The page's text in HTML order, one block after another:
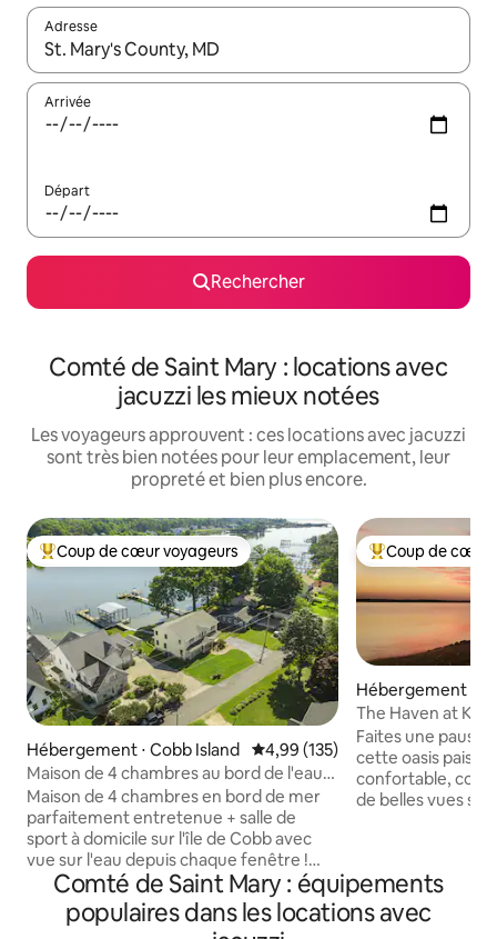
Adresse
Lorsque les résultats s'affichent, utilisez les flèches vers le
Arrivée
Départ
Rechercher
Comté de Saint Mary : locations avec
jacuzzi les mieux notées
Les voyageurs approuvent : ces locations avec jacuzzi
sont très bien notées pour leur emplacement, leur
propreté et bien plus encore.
Coups de cœur voyageurs les plus appréciés
Coup de cœur voyageurs
Hébergement ⋅ Cobb Island Évaluation moyenne sur la
4,99 (135)
Maison de 4 chambres au bord de l'eau
avec jacuzzi et borne de recharge
Maison de 4 chambres en bord de mer
parfaitement entretenue + salle de
sport à domicile sur l'île de Cobb avec
vue sur l'eau depuis chaque fenêtre !
Quatre vélos de plage et un quai privé
avec 4 kayaks, pour profiter du paisible
Neale Sound. Jacuzzi + terrasse privée à
Coups de cœur
Coup de cœur
Hébergement ⋅
The Haven at
propre,
Faites une pause
cette oasis
confortable,
de belles vues
dents, vos
d'épicerie ! Vous allez adorer votre
séjour, avec un
Comté de Saint Mary : équipements
populaires dans les locations avec